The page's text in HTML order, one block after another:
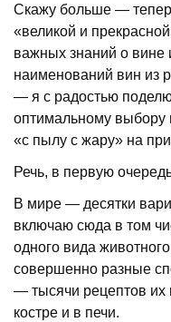
Скажу больше —
«великой и
важных знаний о вине
наименований вин из
— я с радостью
оптимальному выбору
«с пылу с жару» на
Речь, в первую
В мире — десятки
включаю сюда в том
одного вида
совершенно разные
— тысячи рецептов их
костре и в печи.